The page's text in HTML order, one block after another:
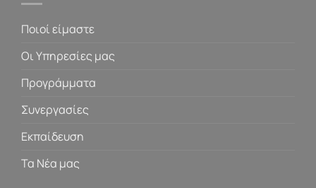
Ποιοί είμαστε
Οι Υπηρεσίες μας
Προγράμματα
Συνεργασίες
Εκπαίδευση
Τα Νέα μας